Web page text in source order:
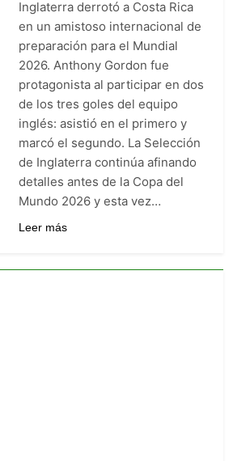
goleó 7-0 a Boyacá Chicó y es
líder de la Liga BetPlay
5 Días Ago
Vuelve la Premier League:
arranca el 21 de agosto con el
Arsenal campeón abriendo
ante el Coventry
5 Días Ago
Escándalo en Montería: el
debut de Nacional se suspendió
por disturbios cuando ganaba
3-0 a Jaguares
5 Días Ago
Inglaterra derrotó a Costa Rica
en un amistoso internacional de
preparación para el Mundial
2026. Anthony Gordon fue
protagonista al participar en dos
de los tres goles del equipo
inglés: asistió en el primero y
marcó el segundo. La Selección
de Inglaterra continúa afinando
detalles antes de la Copa del
Mundo 2026 y esta vez…
Leer más